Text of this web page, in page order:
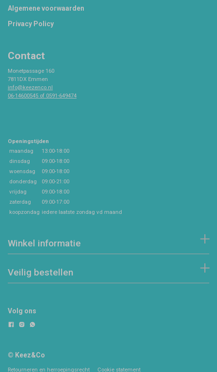
Footer
Algemene voorwaarden
Privacy Policy
Contact
Monetpassage 160
7811DX Emmen
info@keezenco.nl
06-14600545 of 0591-649474
Openingstijden
maandag
13:00-18:00
dinsdag
09:00-18:00
woensdag
09:00-18:00
donderdag
09:00-21:00
vrijdag
09:00-18:00
zaterdag
09:00-17:00
koopzondag iedere laatste zondag vd maand
Winkel informatie
Veilig bestellen
Volg ons
© Keez&Co
Retourneren en herroepingsrecht Cookie statement